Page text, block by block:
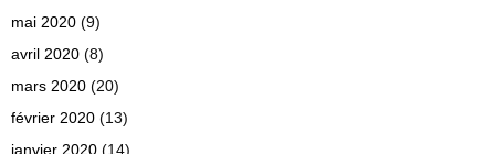
mai 2020 (9)
avril 2020 (8)
mars 2020 (20)
février 2020 (13)
janvier 2020 (14)